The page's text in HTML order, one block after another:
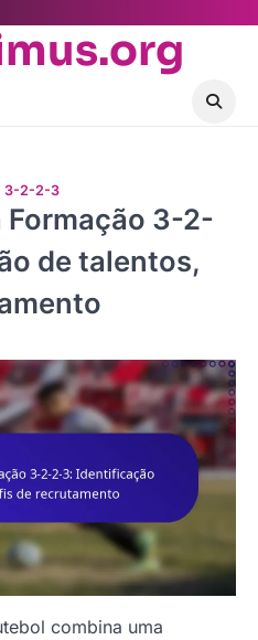
3-2-2-3
Formação 3-2-
de talentos,
combina uma